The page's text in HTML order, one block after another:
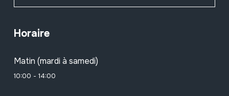
Horaire
Matin (mardi à samedi)
10:00 - 14:00